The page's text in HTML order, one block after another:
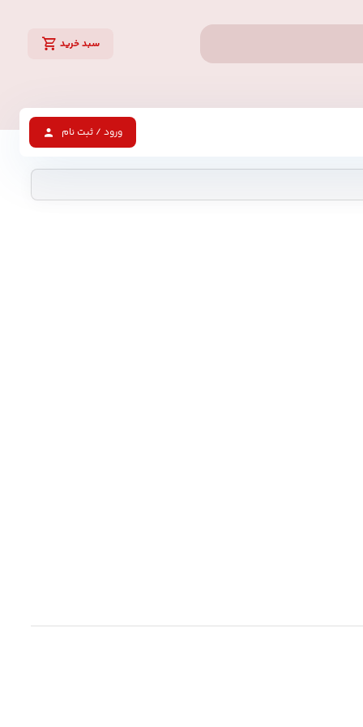
سبد خرید
ورود / ثبت نام